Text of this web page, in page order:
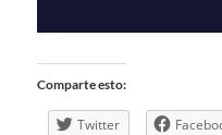
Comparte esto:
Twitter